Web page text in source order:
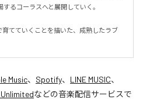
るコーラスへと展開していく。
てていくことを描いた、成熟したラブ
Music、 Spotify、 LINE MUSIC、
などの音楽配信サービスで